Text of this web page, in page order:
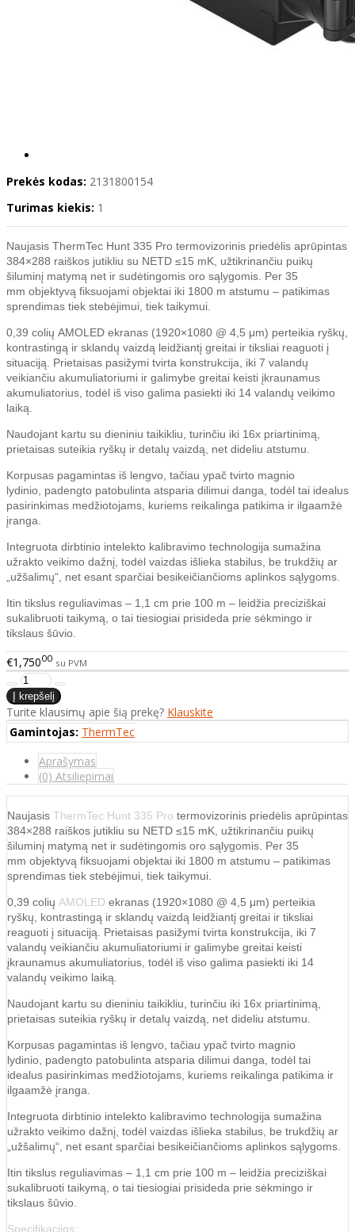
Prekės kodas: 2131800154
Turimas kiekis: 1
Naujasis ThermTec Hunt 335 Pro termovizorinis priedėlis aprūpintas
384×288 raiškos jutikliu su NETD ≤15 mK, užtikrinančiu puikų
šiluminį matymą net ir sudėtingomis oro sąlygomis. Per 35
mm objektyvą fiksuojami objektai iki 1800 m atstumu – patikimas
sprendimas tiek stebėjimui, tiek taikymui.
0,39 colių AMOLED ekranas (1920×1080 @ 4,5 μm) perteikia ryškų,
kontrastingą ir sklandų vaizdą leidžiantį greitai ir tiksliai reaguoti į
situaciją. Prietaisas pasižymi tvirta konstrukcija, iki 7 valandų
veikiančiu akumuliatoriumi ir galimybe greitai keisti įkraunamus
akumuliatorius, todėl iš viso galima pasiekti iki 14 valandų veikimo
laiką.
Naudojant kartu su dieniniu taikikliu, turinčiu iki 16x priartinimą,
prietaisas suteikia ryškų ir detalų vaizdą, net dideliu atstumu.
Korpusas pagamintas iš lengvo, tačiau ypač tvirto magnio
lydinio, padengto patobulinta atsparia dilimui danga, todėl tai idealus
pasirinkimas medžiotojams, kuriems reikalinga patikima ir ilgaamžė
įranga.
Integruota dirbtinio intelekto kalibravimo technologija sumažina
užrakto veikimo dažnį, todėl vaizdas išlieka stabilus, be trukdžių ar
„užšalimų“, net esant sparčiai besikeičiančioms aplinkos sąlygoms.
Itin tikslus reguliavimas – 1,1 cm prie 100 m – leidžia preciziškai
sukalibruoti taikymą, o tai tiesiogiai prisideda prie sėkmingo ir
tikslaus šūvio.
€1,75000 su PVM
Turite klausimų apie šią prekę? Klauskite
Gamintojas: ThermTec
Aprašymas
(0) Atsiliepimai
Naujasis ThermTec Hunt 335 Pro termovizorinis priedėlis aprūpintas
384×288 raiškos jutikliu su NETD ≤15 mK, užtikrinančiu puikų
šiluminį matymą net ir sudėtingomis oro sąlygomis. Per 35
mm objektyvą fiksuojami objektai iki 1800 m atstumu – patikimas
sprendimas tiek stebėjimui, tiek taikymui.
0,39 colių AMOLED ekranas (1920×1080 @ 4,5 μm) perteikia
ryškų, kontrastingą ir sklandų vaizdą leidžiantį greitai ir tiksliai
reaguoti į situaciją. Prietaisas pasižymi tvirta konstrukcija, iki 7
valandų veikiančiu akumuliatoriumi ir galimybe greitai keisti
įkraunamus akumuliatorius, todėl iš viso galima pasiekti iki 14
valandų veikimo laiką.
Naudojant kartu su dieniniu taikikliu, turinčiu iki 16x priartinimą,
prietaisas suteikia ryškų ir detalų vaizdą, net dideliu atstumu.
Korpusas pagamintas iš lengvo, tačiau ypač tvirto magnio
lydinio, padengto patobulinta atsparia dilimui danga, todėl tai
idealus pasirinkimas medžiotojams, kuriems reikalinga patikima ir
ilgaamžė įranga.
Integruota dirbtinio intelekto kalibravimo technologija sumažina
užrakto veikimo dažnį, todėl vaizdas išlieka stabilus, be trukdžių ar
„užšalimų“, net esant sparčiai besikeičiančioms aplinkos sąlygoms.
Itin tikslus reguliavimas – 1,1 cm prie 100 m – leidžia preciziškai
sukalibruoti taikymą, o tai tiesiogiai prisideda prie sėkmingo ir
tikslaus šūvio.
Specifikacijos: